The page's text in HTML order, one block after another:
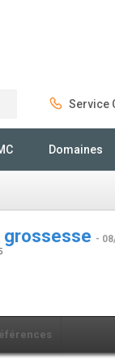
Service
Domaines
grossesse -